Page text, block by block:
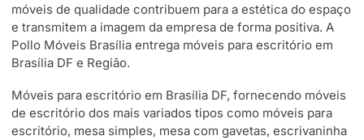
móveis de qualidade contribuem para a estética do espaço
e transmitem a imagem da empresa de forma positiva. A
Pollo Móveis Brasília entrega móveis para escritório em
Brasília DF e Região.
Móveis para escritório em Brasília DF, fornecendo móveis
de escritório dos mais variados tipos como móveis para
escritório, mesa simples, mesa com gavetas, escrivaninha